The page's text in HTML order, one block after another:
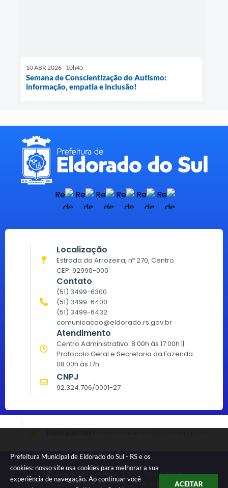
Prefeitura Municipal de Eldorado do Sul - RS e os
cookies: nosso site usa cookies para melhorar a sua
experiência de navegação. Ao continuar você
ACEITAR
10 ABR 2026 - 10h45
Semana de Conscientização do Autismo:
informação, empatia e inclusão!
Localização
Estrada da Arrozeira, nº 270, Centro
CEP: 92990-000
Contato
(51) 3499-6300
(51) 3499-6400
(51) 3499-6432
comunicacao@eldorado.rs.gov.br
Atendimento
Centro Administrativo: 8:00h às 17:00h ||
Protocolo Geral e Secretaria da Fazenda:
08:00h às 17h
CNPJ
92.324.706/0001-27
Versão do Sistema:
3.5.3 - 19/06/2026
Portal atualizado em: 06/08/2026 16:45 Dados Abertos